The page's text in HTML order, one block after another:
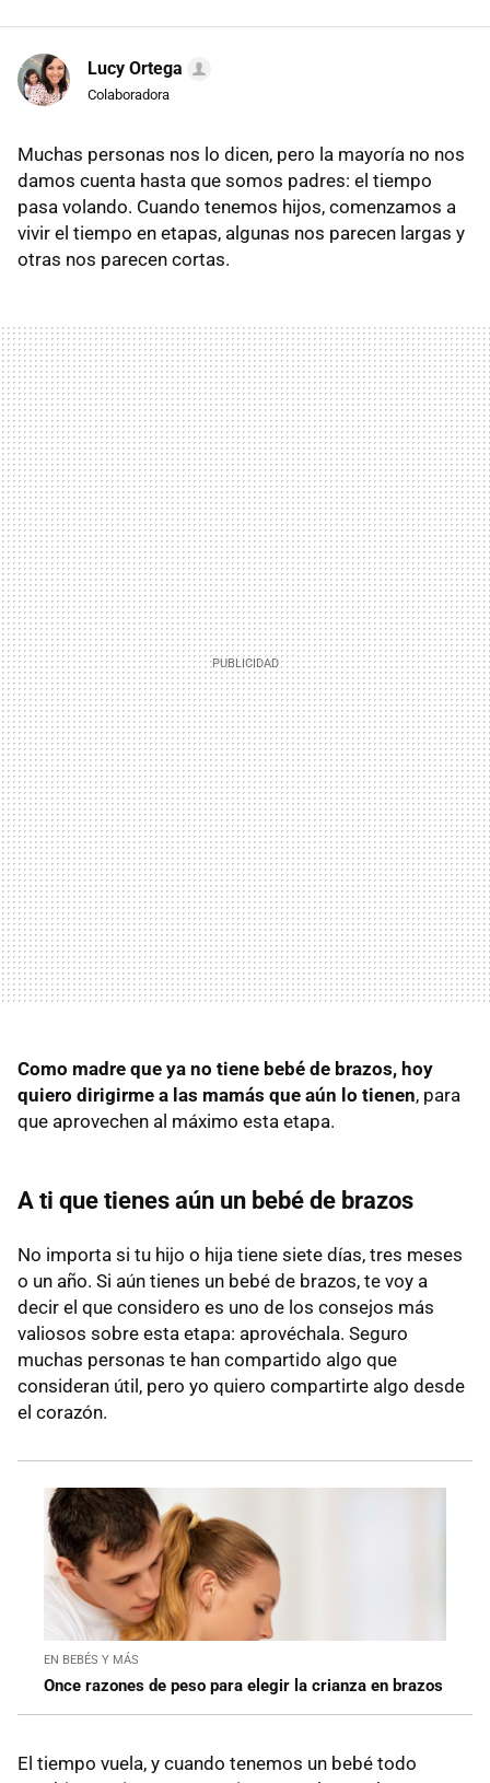
Lucy Ortega
Colaboradora
Muchas personas nos lo dicen, pero la mayoría no nos
damos cuenta hasta que somos padres: el tiempo
pasa volando. Cuando tenemos hijos, comenzamos a
vivir el tiempo en etapas, algunas nos parecen largas y
otras nos parecen cortas.
Como madre que ya no tiene bebé de brazos, hoy
quiero dirigirme a las mamás que aún lo tienen, para
que aprovechen al máximo esta etapa.
A ti que tienes aún un bebé de brazos
No importa si tu hijo o hija tiene siete días, tres meses
o un año. Si aún tienes un bebé de brazos, te voy a
decir el que considero es uno de los consejos más
valiosos sobre esta etapa: aprovéchala. Seguro
muchas personas te han compartido algo que
consideran útil, pero yo quiero compartirte algo desde
el corazón.
EN BEBÉS Y MÁS
Once razones de peso para elegir la crianza en brazos
El tiempo vuela, y cuando tenemos un bebé todo